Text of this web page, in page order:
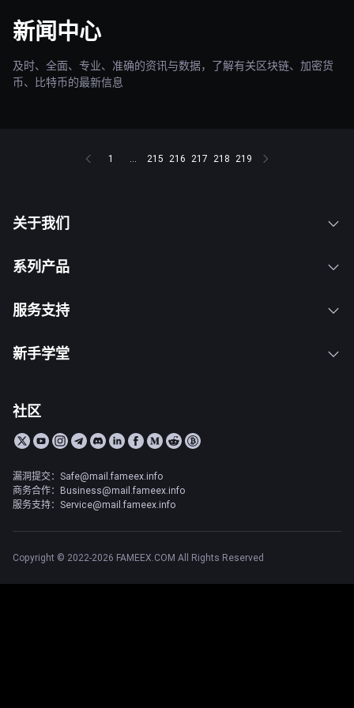
新闻中心
及时、全面、专业、准确的资讯与数据，了解有关区块链、加密货
币、比特币的最新信息
1 ... 215 216 217 218 219
关于我们
系列产品
服务支持
新手学堂
社区
漏洞提交：Safe@mail.fameex.info
商务合作：Business@mail.fameex.info
服务支持：Service@mail.fameex.info
Copyright © 2022-2026 FAMEEX.COM All Rights Reserved